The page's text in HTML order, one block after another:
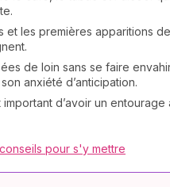
les premières apparitions
de loin sans se faire
anxiété d’anticipation.
d’avoir un entourage
pour s'y mettre